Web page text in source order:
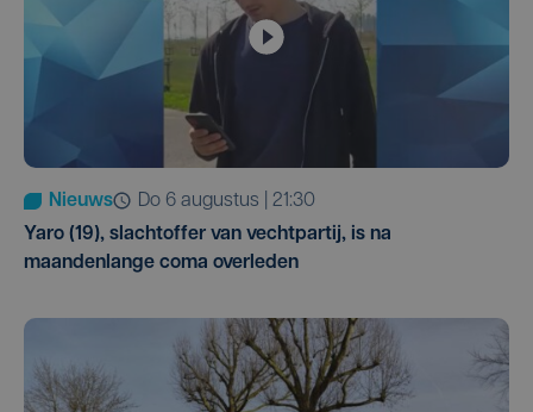
Nieuws
do 6 augustus | 21:30
Yaro (19), slachtoffer van vechtpartij, is na
maandenlange coma overleden